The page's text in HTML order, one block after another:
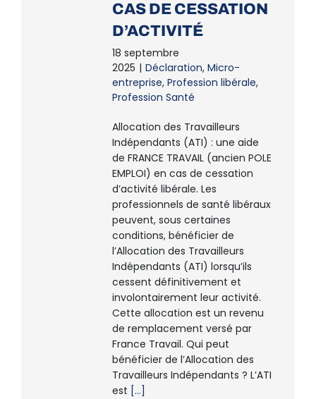
CAS DE CESSATION
D’ACTIVITÉ
18 septembre
2025 | Déclaration, Micro-
entreprise, Profession libérale,
Profession Santé
Allocation des Travailleurs
Indépendants (ATI) : une aide
de FRANCE TRAVAIL (ancien POLE
EMPLOI) en cas de cessation
d’activité libérale. Les
professionnels de santé libéraux
peuvent, sous certaines
conditions, bénéficier de
l’Allocation des Travailleurs
Indépendants (ATI) lorsqu’ils
cessent définitivement et
involontairement leur activité.
Cette allocation est un revenu
de remplacement versé par
France Travail. Qui peut
bénéficier de l’Allocation des
Travailleurs Indépendants ? L’ATI
est [...]